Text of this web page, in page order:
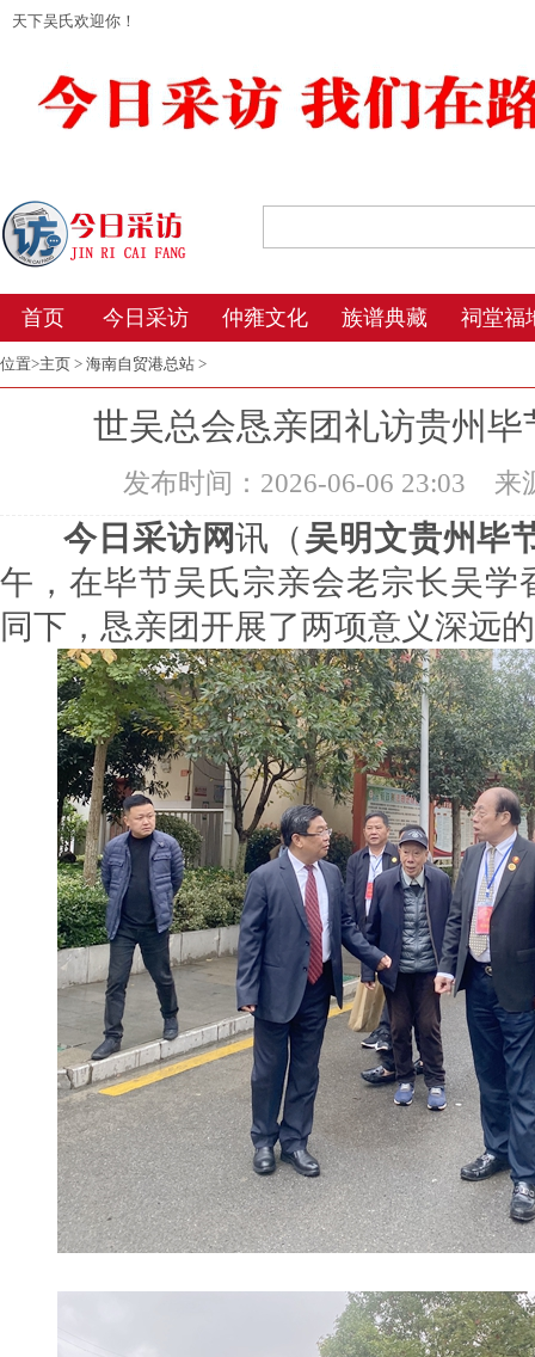
天下吴氏欢迎你！
首页 今日采访 仲雍文化 族谱典藏 祠堂福
位置>主页 > 海南自贸港总站 >
世吴总会恳亲团礼访贵州毕
发布时间：2026-06-06 23:03 来
今日采访网讯（吴明文贵州毕
午，在毕节吴氏宗亲会老宗长吴学
同下，恳亲团开展了两项意义深远